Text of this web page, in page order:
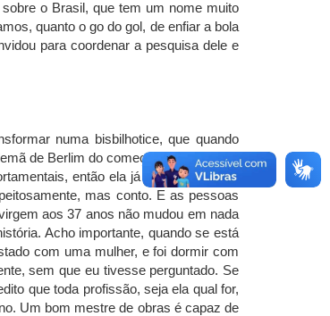
o Brasil, que tem um nome muito
quanto o go do gol, de enfiar a bola
para coordenar a pesquisa dele e
numa bisbilhotice, que quando
de Berlim do começo do século XX,
então ela já tinha uma vasta
mas conto. E as pessoas
aos 37 anos não mudou em nada
Acho importante, quando se está
com uma mulher, e foi dormir com
sem que eu tivesse perguntado. Se
que toda profissão, seja ela qual for,
Um bom mestre de obras é capaz de